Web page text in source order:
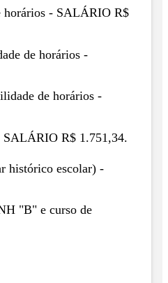
horários - SALÁRIO R$
de horários -
de horários -
SALÁRIO R$ 1.751,34.
histórico escolar) -
"B" e curso de